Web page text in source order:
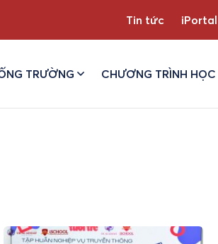
Tin tức iPortal
TRƯỜNG CHƯƠNG TRÌNH HỌC